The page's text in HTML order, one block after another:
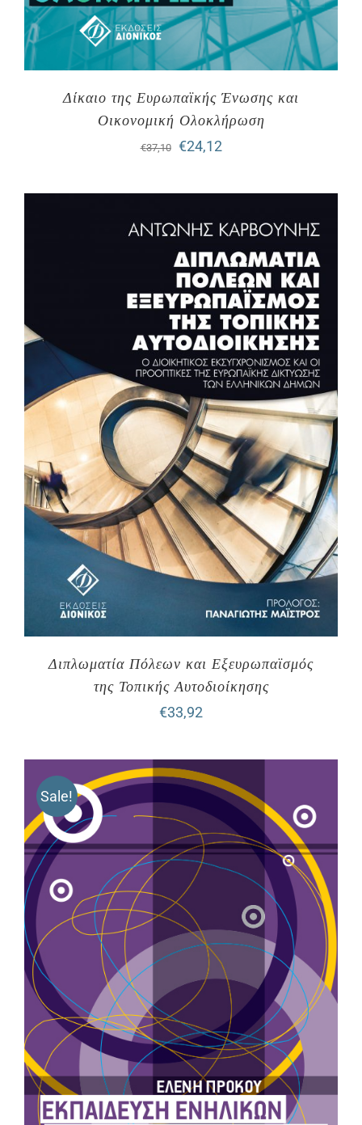
Δίκαιο της Ευρωπαϊκής Ένωσης και
Οικονομική Ολοκλήρωση
€37,10
Original
€37,10.
€24,12Η
είναι:
€24,12.
Διπλωματία Πόλεων και Εξευρωπαϊσμός
της Τοπικής Αυτοδιοίκησης
€33,92
Sale!